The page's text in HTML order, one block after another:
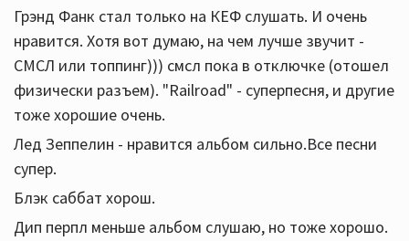
Грэнд Фанк стал только на КЕФ слушать. И очень
нравится. Хотя вот думаю, на чем лучше звучит -
СМСЛ или топпинг))) смсл пока в отключке (отошел
физически разъем). "Railroad" - суперпесня, и другие
тоже хорошие очень.
Лед Зеппелин - нравится альбом сильно.Все песни
супер.
Блэк саббат хорош.
Дип перпл меньше альбом слушаю, но тоже хорошо.